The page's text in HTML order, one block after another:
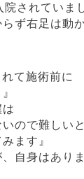
されていま
ず右足は動
て施術前に
いので難しい
ます』
自身はあり